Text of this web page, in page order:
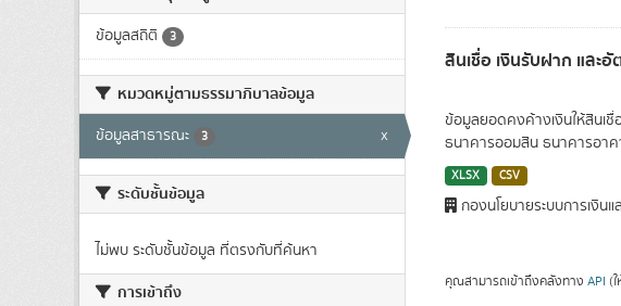
ข้อมูลสถิติ 3
หมวดหมู่ตามธรรมาภิบาลข้อมูล
ข้อมูลสาธารณะ 3 x
ระดับชั้นข้อมูล
ไม่พบ ระดับชั้นข้อมูล ที่ตรงกับที่ค้นหา
การเข้าถึง
สินเชื่อ เงินรับฝาก และ
ข้อมูลยอดคงค้างเงินให้สินเ
ธนาคารออมสิน ธนาคารอาค
XLSX CSV
กองนโยบายระบบการเงินแ
คุณสามารถเข้าถึงคลังทาง API (